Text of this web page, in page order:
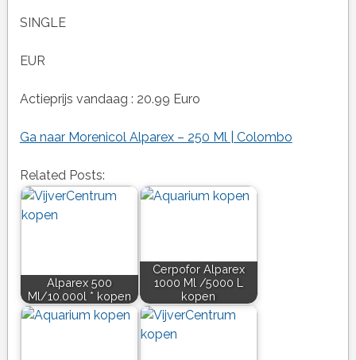
SINGLE
EUR
Actieprijs vandaag : 20.99 Euro
Ga naar Morenicol Alparex – 250 Ml | Colombo
Related Posts:
Alparex 500
Ml/10.000l * kopen
Cerpofor Alparex
1000 Ml /5000 L
kopen